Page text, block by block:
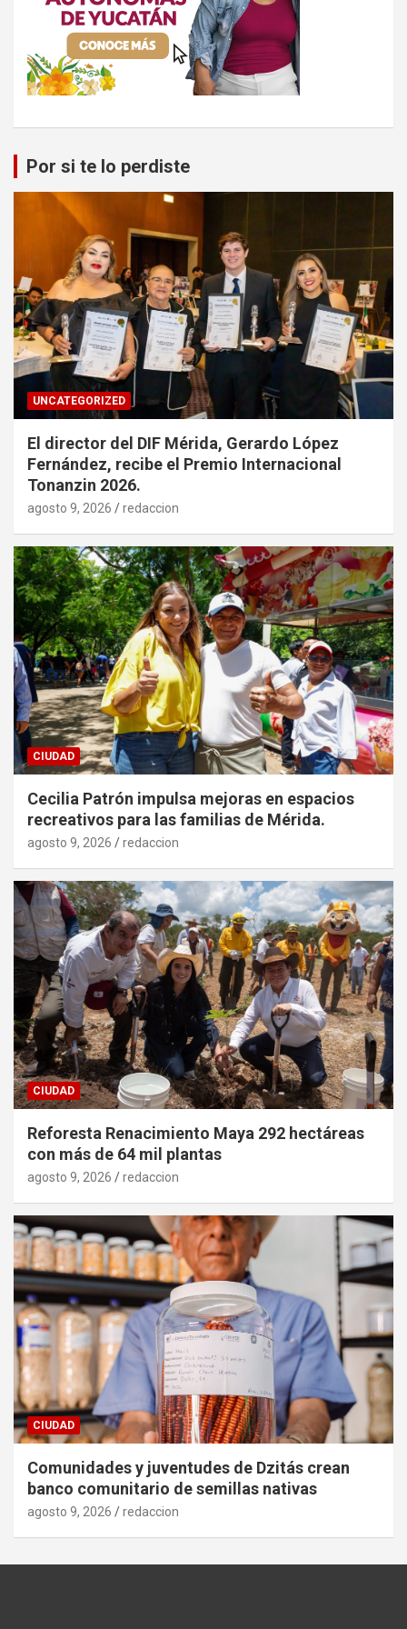
Por si te lo perdiste
UNCATEGORIZED
El director del DIF Mérida, Gerardo López
Fernández, recibe el Premio Internacional
Tonanzin 2026.
agosto 9, 2026 redaccion
CIUDAD
Cecilia Patrón impulsa mejoras en espacios
recreativos para las familias de Mérida.
agosto 9, 2026 redaccion
CIUDAD
Reforesta Renacimiento Maya 292 hectáreas
con más de 64 mil plantas
agosto 9, 2026 redaccion
CIUDAD
Comunidades y juventudes de Dzitás crean
banco comunitario de semillas nativas
agosto 9, 2026 redaccion